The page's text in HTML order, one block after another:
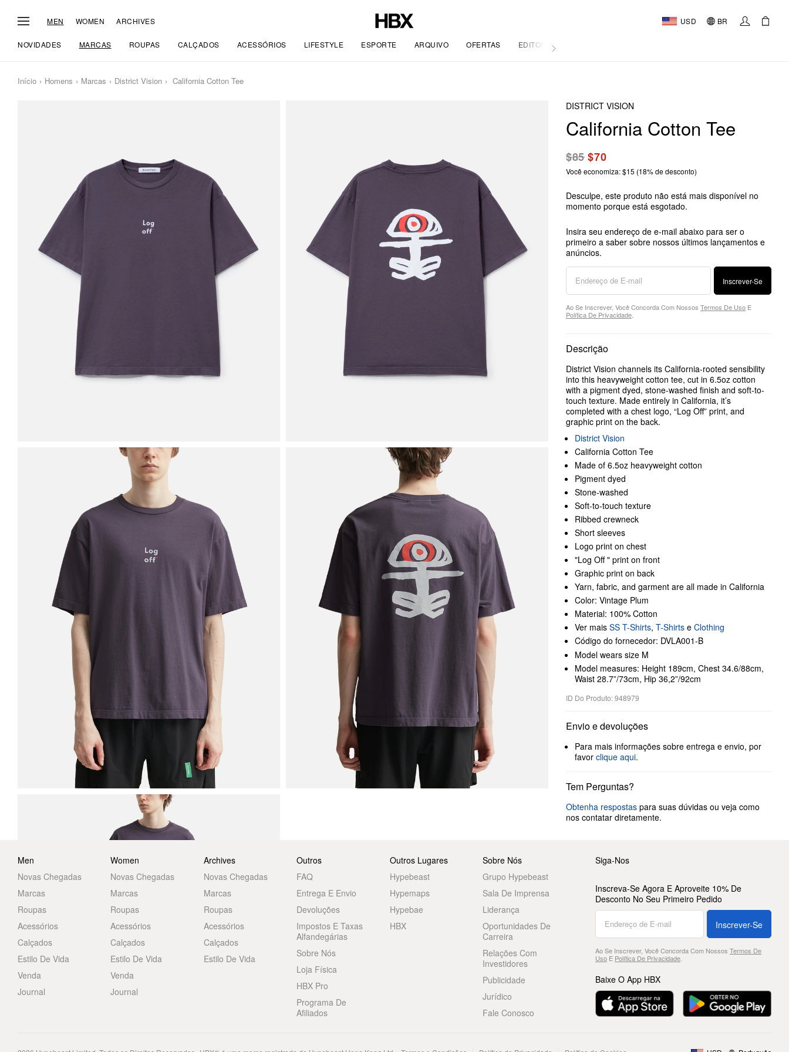
MEN WOMEN ARCHIVES USD BR
NOVIDADES MARCAS ROUPAS CALÇADOS ACESSÓRIOS LIFESTYLE ESPORTE ARQUIVO OFERTAS EDITORIAL
Início Homens Marcas District Vision California Cotton Tee
DISTRICT VISION
California Cotton Tee
$85$70
Você economiza: $15 (18% de desconto)
Desculpe, este produto não está mais disponível no
momento porque está esgotado.
Insira seu endereço de e-mail abaixo para ser o
primeiro a saber sobre nossos últimos lançamentos e
anúncios.
Inscrever-Se
Ao Se Inscrever, Você Concorda Com Nossos Termos De Uso E
Política De Privacidade
Descrição
District Vision channels its California-rooted sensibility
into this heavyweight cotton tee, cut in 6.5oz cotton
with a pigment dyed, stone-washed finish and soft-to-
touch texture. Made entirely in California, it’s
completed with a chest logo, “Log Off” print, and
graphic print on the back.
District Vision
California Cotton Tee
Made of 6.5oz heavyweight cotton
Pigment dyed
Stone-washed
Soft-to-touch texture
Ribbed crewneck
Short sleeves
Logo print on chest
"Log Off " print on front
Graphic print on back
Yarn, fabric, and garment are all made in California
Color: Vintage Plum
Material: 100% Cotton
Ver mais SS T-Shirts, T-Shirts e Clothing
Código do fornecedor: DVLA001-B
Model wears size M
Model measures: Height 189cm, Chest 34.6/88cm,
Waist 28.7”/73cm, Hip 36,2”/92cm
ID Do Produto: 948979
Envio e devoluções
Para mais informações sobre entrega e envio, por
favor clique aqui.
Tem Perguntas?
Obtenha respostas para suas dúvidas ou veja como
nos contatar diretamente.
Men
Novas Chegadas
Marcas
Roupas
Acessórios
Calçados
Estilo De Vida
Venda
Journal
Women
Novas Chegadas
Marcas
Roupas
Acessórios
Calçados
Estilo De Vida
Venda
Journal
Archives
Novas Chegadas
Marcas
Roupas
Acessórios
Calçados
Estilo De Vida
Outros
FAQ
Entrega E Envio
Devoluções
Impostos E Taxas
Alfandegárias
Sobre Nós
Loja Física
HBX Pro
Programa De
Afiliados
Outros Lugares
Hypebeast
Hypemaps
Hypebae
HBX
Sobre Nós
Grupo Hypebeast
Sala De Imprensa
Liderança
Oportunidades De
Carreira
Relações Com
Investidores
Publicidade
Jurídico
Fale Conosco
Siga-Nos
Inscreva-Se Agora E Aproveite 10% De
Desconto No Seu Primeiro Pedido
Inscrever-Se
Ao Se Inscrever, Você Concorda Com Nossos Termos De
UsoE Política De Privacidade.
Baixe O App HBX